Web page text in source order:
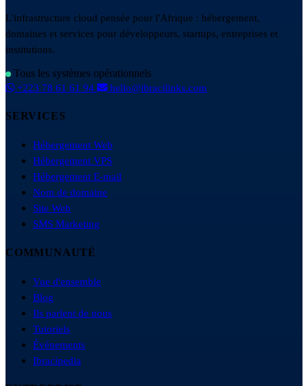
L'infrastructure cloud pensée pour l'Afrique : hébergement,
domaines et services pour développeurs, startups, entreprises et
institutions.
Tous les systèmes opérationnels
+223 78 61 61 94
hello@ibracilinks.com
SERVICES
Hébergement Web
Hébergement VPS
Hébergement E-mail
Nom de domaine
Site Web
SMS Marketing
COMMUNAUTÉ
Vue d'ensemble
Blog
Ils parlent de nous
Tutoriels
Événements
Ibracipedia